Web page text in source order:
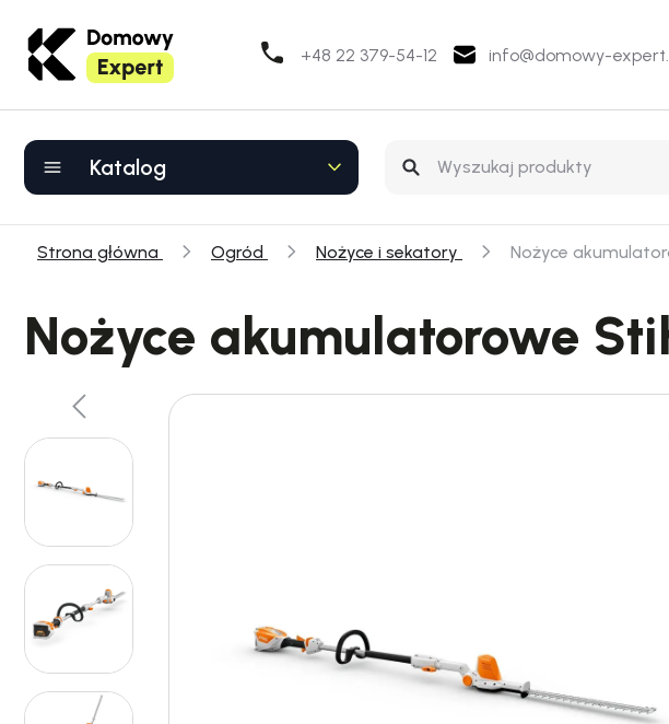
+48 22 379-54-12 info@domowy-
Katalog
Strona główna Ogród Nożyce i sekatory Nożyce
Nożyce akumulatorowe